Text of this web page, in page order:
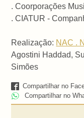
. Coorporações
.CIATUR -
Realização: NAC .
Agostini Haddad,
Simões
Compartilhar no
Compartilhar no